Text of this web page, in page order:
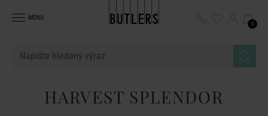
MENU
0
HARVEST SPLENDOR